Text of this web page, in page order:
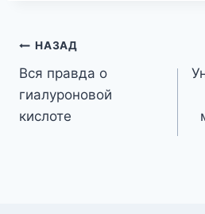
Навигация
по
записям
НАЗАД
Вся правда о
гиалуроновой
кислоте